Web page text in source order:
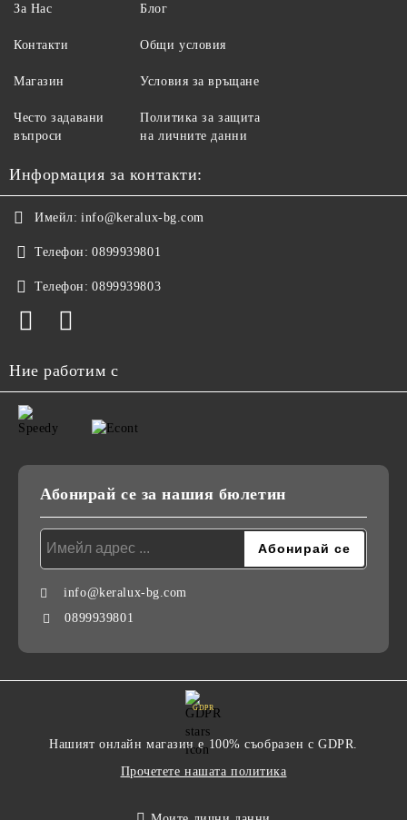
За Нас
Контакти
Магазин
Често задавани
въпроси
Блог
Общи условия
Условия за връщане
Политика за защита
на личните данни
Информация за контакти:
Имейл: info@keralux-bg.com
Телефон: 0899939801
Телефон: 0899939803
Ние работим с
Абонирай се за нашия бюлетин
info@keralux-bg.com
0899939801
GDPR
Нашият онлайн магазин е 100% съобразен с GDPR.
Прочетете нашата политика